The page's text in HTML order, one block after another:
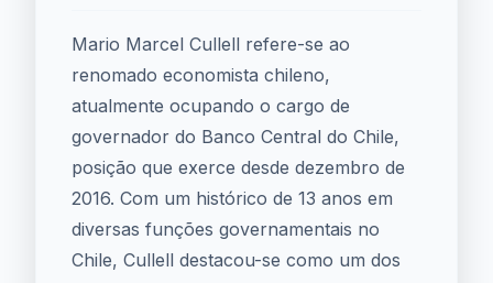
Mario Marcel Cullell refere-se ao
renomado economista chileno,
atualmente ocupando o cargo de
governador do Banco Central do Chile,
posição que exerce desde dezembro de
2016. Com um histórico de 13 anos em
diversas funções governamentais no
Chile, Cullell destacou-se como um dos